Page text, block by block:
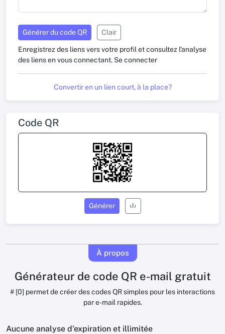
Générer du code QR Clair
Enregistrez des liens vers votre profil et consultez l'analyse
des liens en vous connectant. Se connecter
Convertir en un lien court, à la place?
Code QR
Générer
À propos
Générateur de code QR e-mail gratuit
# [0] permet de créer des codes QR simples pour les interactions
par e-mail rapides.
Aucune analyse d'expiration et illimitée